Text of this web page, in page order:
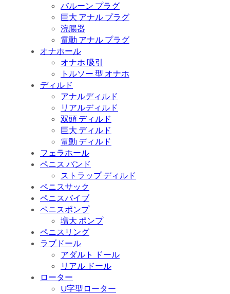
バルーン プラグ
巨大 アナル プラグ
浣腸器
電動 アナル プラグ
オナホール
オナホ 吸引
トルソー 型 オナホ
ディルド
アナルディルド
リアルディルド
双頭 ディルド
巨大 ディルド
電動 ディルド
フェラホール
ペニス バンド
ストラップ ディルド
ペニスサック
ペニスバイブ
ペニスポンプ
増大 ポンプ
ペニスリング
ラブドール
アダルト ドール
リアル ドール
ローター
U字型ローター